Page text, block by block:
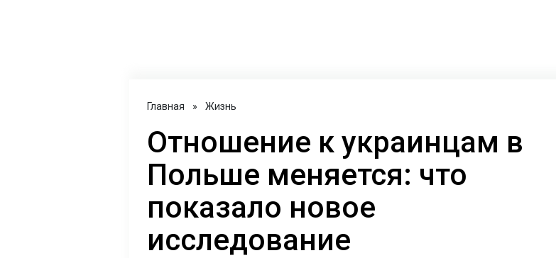
Главная » Жизнь
Отношение к украинцам в
Польше меняется: что
показало новое
исследование